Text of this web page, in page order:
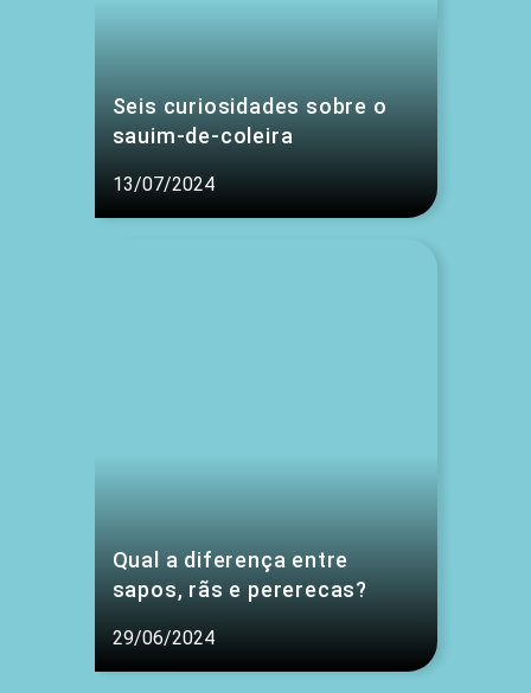
Seis curiosidades sobre o
sauim-de-coleira
13/07/2024
Qual a diferença entre
sapos, rãs e pererecas?
29/06/2024